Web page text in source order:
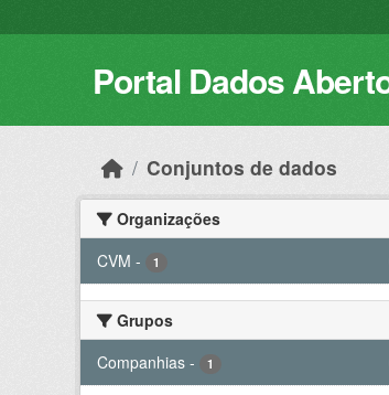
Portal Dados
Conjuntos de dados
Organizações
CVM - 1
Grupos
Companhias - 1